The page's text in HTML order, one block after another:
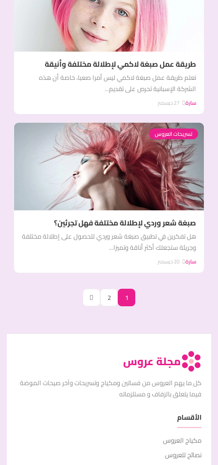
طريقة عمل صبغة لاكمي لإطلالة مختلفة وأنيقة
تعلم طريقة عمل صبغة لاكمي ليس أمرا صعبا، خاصة أن هذه
الشركة الإسبانية تحرص على تقديم...
سارة
تسريحات العروس
صبغة شعر وردي لإطلالة مختلفة فهل تجرئين؟
هل تفكرين في تطبيق صبغة شعر وردي للحصول على إطلالة مختلفة
وجريئة ستجعلك أكثر أناقة وتميزا...
سارة
1
2
مجلة عروس
كل ما يهم العروس من فساتين ومكياج وتسريحات وآخر صيحات الموضة
فيما يتعلق بالزفاف و مستلزماته
الأقسام
مكياج العروس
نصائح للعروس